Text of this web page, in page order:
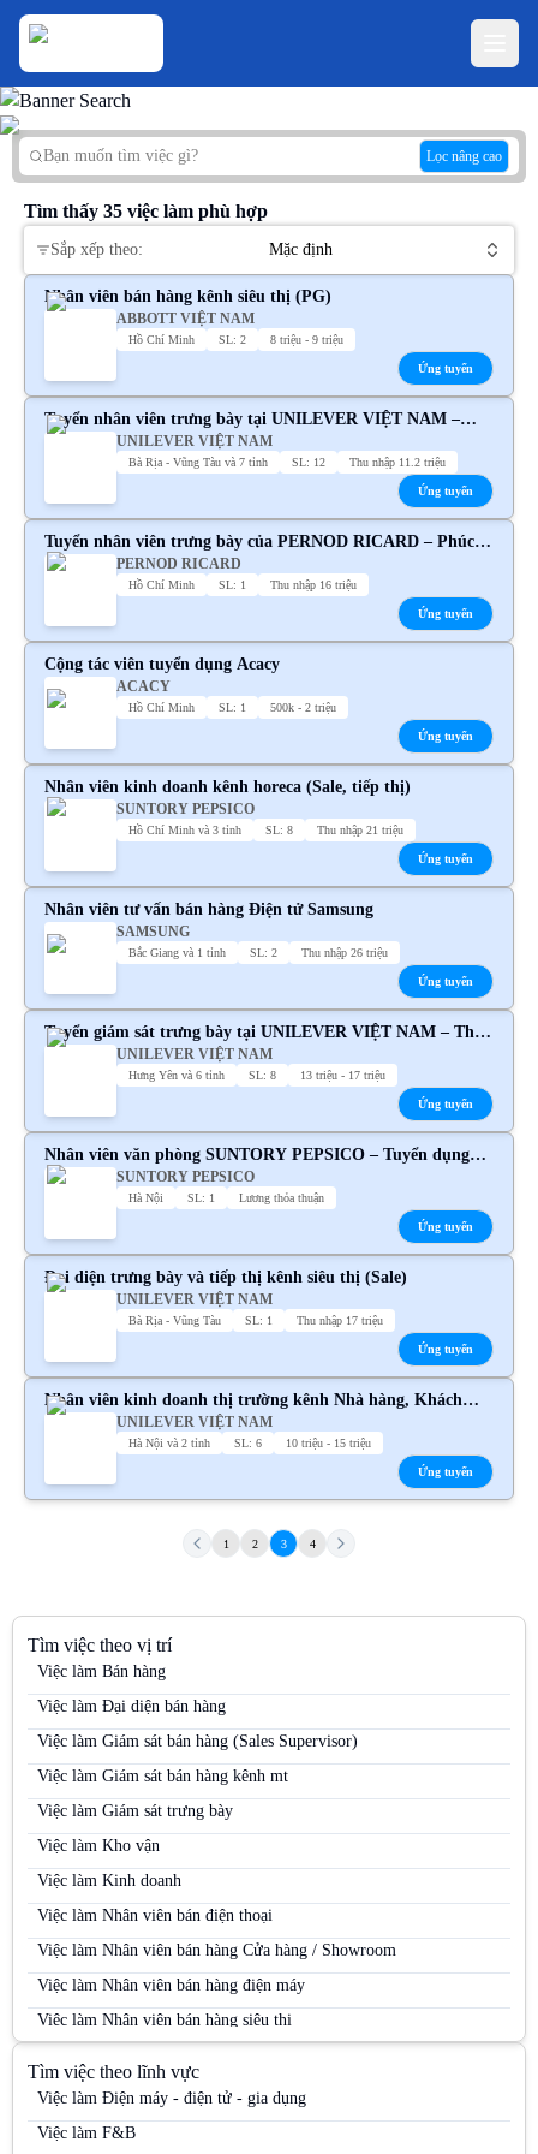
Lọc nâng cao
Tìm thấy 35 việc làm phù hợp
Sắp xếp theo: Mặc định
Nhân viên bán hàng kênh siêu thị (PG)
ABBOTT VIỆT NAM
Hồ Chí Minh SL: 2 8 triệu - 9 triệu
Ứng tuyển
Tuyển nhân viên trưng bày tại UNILEVER VIỆT NAM –
Thu nhập cạnh tranh
UNILEVER VIỆT NAM
Bà Rịa - Vũng Tàu và 7 tỉnh SL: 12 Thu nhập 11.2 triệu
Ứng tuyển
Tuyển nhân viên trưng bày của PERNOD RICARD – Phúc
lợi hấp dẫnPERNOD RICARD
Hồ Chí Minh SL: 1 Thu nhập 16 triệu
Ứng tuyển
Cộng tác viên tuyển dụng Acacy
ACACY
Hồ Chí Minh SL: 1 500k - 2 triệu
Ứng tuyển
Nhân viên kinh doanh kênh horeca (Sale, tiếp thị)
SUNTORY PEPSICO
Hồ Chí Minh và 3 tỉnh SL: 8 Thu nhập 21 triệu
Ứng tuyển
Nhân viên tư vấn bán hàng Điện tử Samsung
SAMSUNG
Bắc Giang và 1 tỉnh SL: 2 Thu nhập 26 triệu
Ứng tuyển
Tuyển giám sát trưng bày tại UNILEVER VIỆT NAM – Thu
nhập cạnh tranhUNILEVER VIỆT NAM
Hưng Yên và 6 tỉnh SL: 8 13 triệu - 17 triệu
Ứng tuyển
Nhân viên văn phòng SUNTORY PEPSICO – Tuyển dụng
chính thứcSUNTORY PEPSICO
Hà Nội SL: 1 Lương thỏa thuận
Ứng tuyển
Đại diện trưng bày và tiếp thị kênh siêu thị (Sale)
UNILEVER VIỆT NAM
Bà Rịa - Vũng Tàu SL: 1 Thu nhập 17 triệu
Ứng tuyển
Nhân viên kinh doanh thị trường kênh Nhà hàng, Khách
sạn, Giặt ủi,... Unilever
UNILEVER VIỆT NAM
Hà Nội và 2 tỉnh SL: 6 10 triệu - 15 triệu
Ứng tuyển
1 2 3 4
Tìm việc theo vị trí
Việc làm Bán hàng
Việc làm Đại diện bán hàng
Việc làm Giám sát bán hàng (Sales Supervisor)
Việc làm Giám sát bán hàng kênh mt
Việc làm Giám sát trưng bày
Việc làm Kho vận
Việc làm Kinh doanh
Việc làm Nhân viên bán điện thoại
Việc làm Nhân viên bán hàng Cửa hàng / Showroom
Việc làm Nhân viên bán hàng điện máy
Việc làm Nhân viên bán hàng siêu thị
Việc làm Nhân viên bán hàng trung tâm thương mại
Việc làm Nhân viên kinh doanh
Tìm việc theo lĩnh vực
Việc làm Điện máy - điện tử - gia dụng
Việc làm F&B